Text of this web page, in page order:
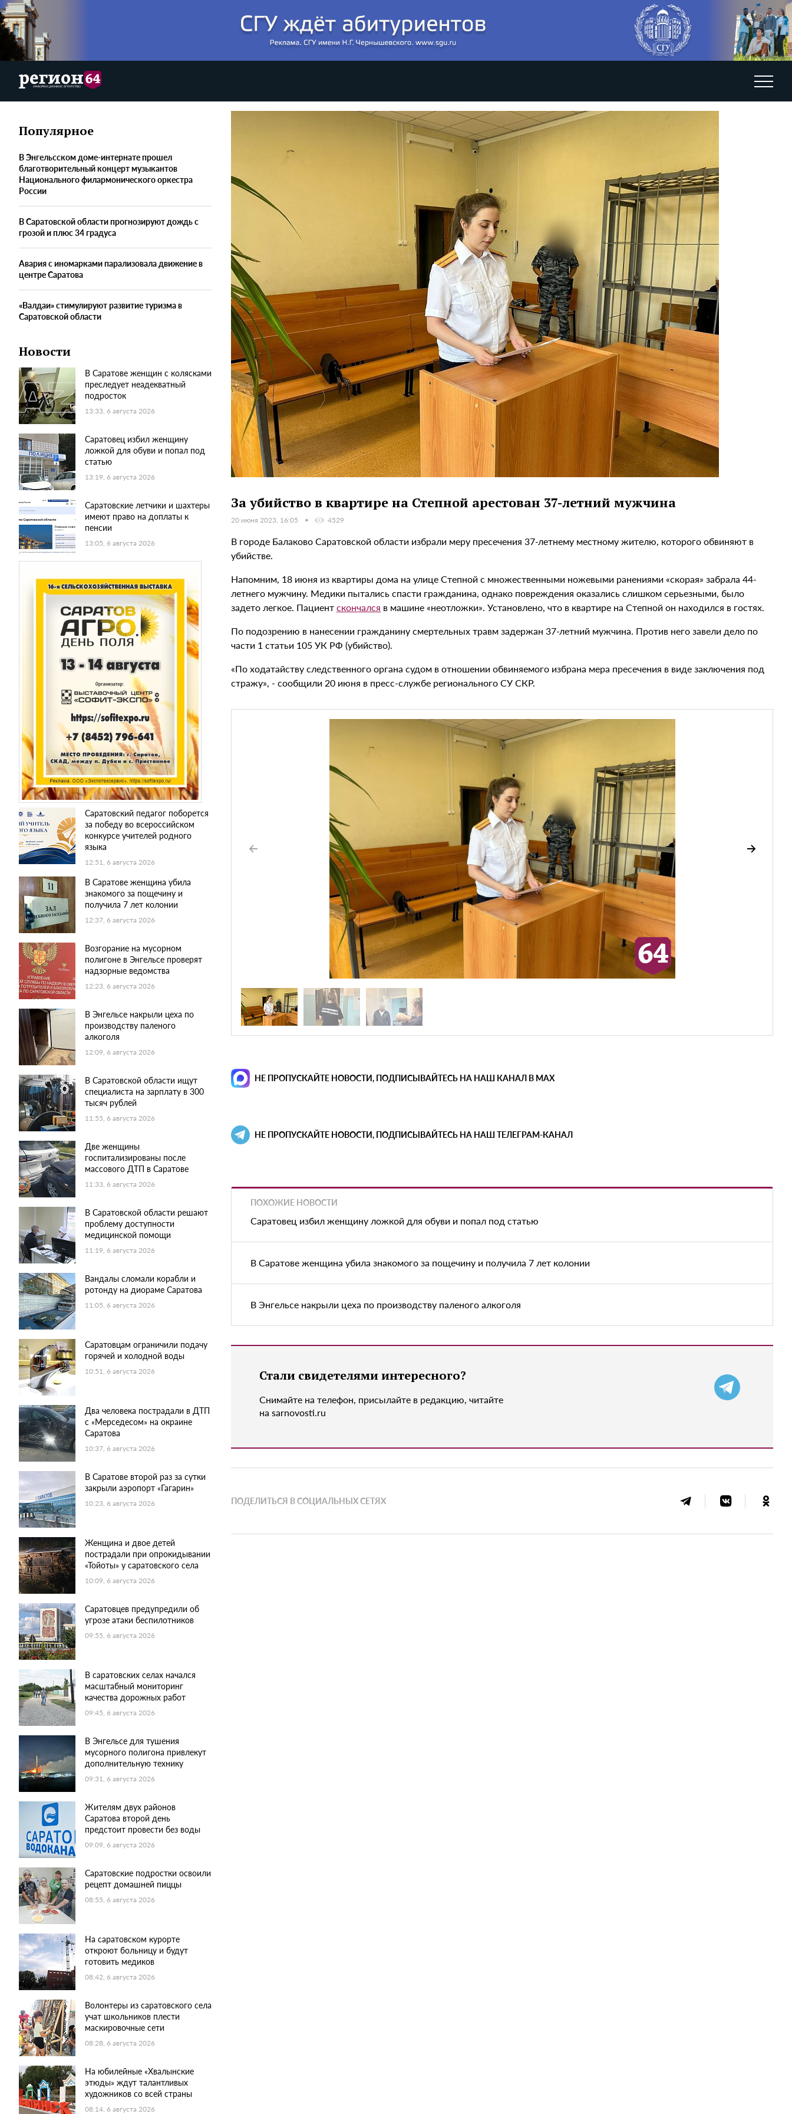
Популярное
В Энгельсском доме-интернате прошел
благотворительный концерт музыкантов
Национального филармонического оркестра
России
В Саратовской области прогнозируют дождь с
грозой и плюс 34 градуса
Авария с иномарками парализовала движение в
центре Саратова
«Валдаи» стимулируют развитие туризма в
Саратовской области
Новости
В Саратове женщин с колясками
преследует неадекватный
подросток
13:33, 6 августа 2026
Саратовец избил женщину
ложкой для обуви и попал под
статью
13:19, 6 августа 2026
Саратовские летчики и шахтеры
имеют право на доплаты к
пенсии
13:05, 6 августа 2026
Саратовский педагог поборется
за победу во всероссийском
конкурсе учителей родного
языка
12:51, 6 августа 2026
В Саратове женщина убила
знакомого за пощечину и
получила 7 лет колонии
12:37, 6 августа 2026
Возгорание на мусорном
полигоне в Энгельсе проверят
надзорные ведомства
12:23, 6 августа 2026
В Энгельсе накрыли цеха по
производству паленого
алкоголя
12:09, 6 августа 2026
В Саратовской области ищут
специалиста на зарплату в 300
тысяч рублей
11:55, 6 августа 2026
Две женщины
госпитализированы после
массового ДТП в Саратове
11:33, 6 августа 2026
В Саратовской области решают
проблему доступности
медицинской помощи
11:19, 6 августа 2026
Вандалы сломали корабли и
ротонду на диораме Саратова
11:05, 6 августа 2026
Саратовцам ограничили подачу
горячей и холодной воды
10:51, 6 августа 2026
Два человека пострадали в ДТП
с «Мерседесом» на окраине
Саратова
10:37, 6 августа 2026
В Саратове второй раз за сутки
закрыли аэропорт «Гагарин»
10:23, 6 августа 2026
Женщина и двое детей
пострадали при опрокидывании
«Тойоты» у саратовского села
10:09, 6 августа 2026
Саратовцев предупредили об
угрозе атаки беспилотников
09:55, 6 августа 2026
В саратовских селах начался
масштабный мониторинг
качества дорожных работ
09:45, 6 августа 2026
В Энгельсе для тушения
мусорного полигона привлекут
дополнительную технику
09:31, 6 августа 2026
Жителям двух районов
Саратова второй день
предстоит провести без воды
09:09, 6 августа 2026
Саратовские подростки освоили
рецепт домашней пиццы
08:55, 6 августа 2026
На саратовском курорте
откроют больницу и будут
готовить медиков
08:42, 6 августа 2026
Волонтеры из саратовского села
учат школьников плести
маскировочные сети
08:28, 6 августа 2026
На юбилейные «Хвалынские
этюды» ждут талантливых
художников со всей страны
08:14, 6 августа 2026
За убийство в квартире на Степной арестован 37-летний мужчина
20 июня 2023, 16:05 4529
В городе Балаково Саратовской области избрали меру пресечения 37-летнему местному жителю, которого обвиняют в
убийстве.
Напомним, 18 июня из квартиры дома на улице Степной с множественными ножевыми ранениями «скорая» забрала 44-
летнего мужчину. Медики пытались спасти гражданина, однако повреждения оказались слишком серьезными, было
задето легкое. Пациентскончался в машине «неотложки». Установлено, что в квартире на Степной он находился в гостях.
По подозрению в нанесении гражданину смертельных травм задержан 37-летний мужчина. Против него завели дело по
части 1 статьи 105 УК РФ (убийство).
«По ходатайству следственного органа судом в отношении обвиняемого избрана мера пресечения в виде заключения под
стражу», - сообщили 20 июня в пресс-службе регионального СУ СКР.
НЕ ПРОПУСКАЙТЕ НОВОСТИ, ПОДПИСЫВАЙТЕСЬ НА НАШ КАНАЛ В MAX
НЕ ПРОПУСКАЙТЕ НОВОСТИ, ПОДПИСЫВАЙТЕСЬ НА НАШ ТЕЛЕГРАМ-КАНАЛ
ПОХОЖИЕ НОВОСТИ
Саратовец избил женщину ложкой для обуви и попал под статью
В Саратове женщина убила знакомого за пощечину и получила 7 лет колонии
В Энгельсе накрыли цеха по производству паленого алкоголя
Стали свидетелями интересного?
Снимайте на телефон, присылайте в редакцию, читайте
на sarnovosti.ru
ПОДЕЛИТЬСЯ В СОЦИАЛЬНЫХ СЕТЯХ